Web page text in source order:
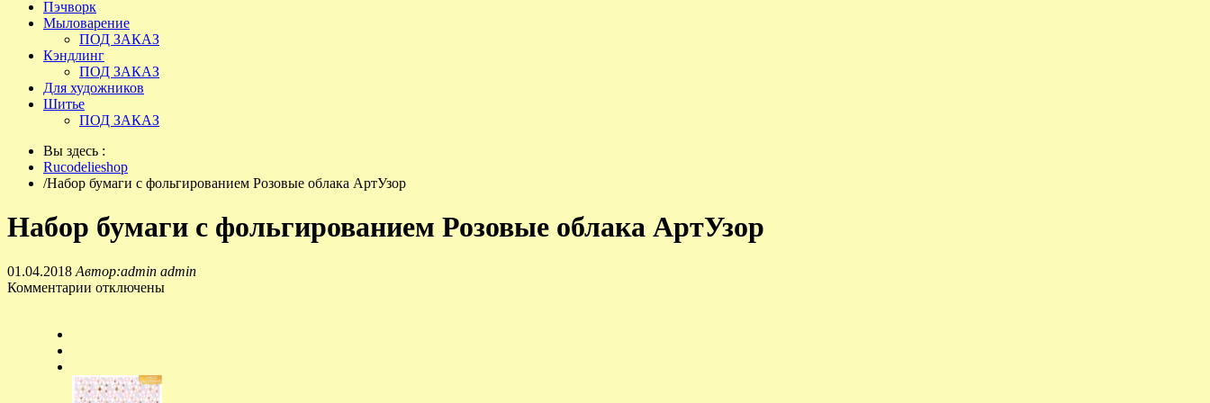
Пэчворк
Мыловарение
ПОД ЗАКАЗ
Кэндлинг
ПОД ЗАКАЗ
Для художников
Шитье
ПОД ЗАКАЗ
Вы здесь :
Rucodelieshop
/Набор бумаги с фольгированием Розовые облака АртУзор
Набор бумаги с фольгированием Розовые облака АртУзор
01.04.2018 Автор:admin admin
Комментарии отключены